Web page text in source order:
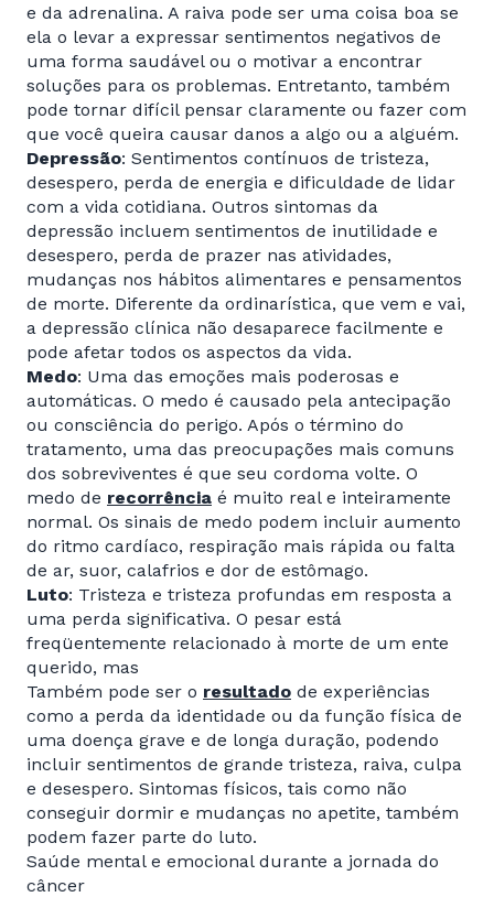
e da adrenalina. A raiva pode ser uma coisa boa se
ela o levar a expressar sentimentos negativos de
uma forma saudável ou o motivar a encontrar
soluções para os problemas. Entretanto, também
pode tornar difícil pensar claramente ou fazer com
que você queira causar danos a algo ou a alguém.
Depressão: Sentimentos contínuos de tristeza,
desespero, perda de energia e dificuldade de lidar
com a vida cotidiana. Outros sintomas da
depressão incluem sentimentos de inutilidade e
desespero, perda de prazer nas atividades,
mudanças nos hábitos alimentares e pensamentos
de morte. Diferente da ordinarística, que vem e vai,
a depressão clínica não desaparece facilmente e
pode afetar todos os aspectos da vida.
Medo: Uma das emoções mais poderosas e
automáticas. O medo é causado pela antecipação
ou consciência do perigo. Após o término do
tratamento, uma das preocupações mais comuns
dos sobreviventes é que seu cordoma volte. O
medo de recorrência é muito real e inteiramente
normal. Os sinais de medo podem incluir aumento
do ritmo cardíaco, respiração mais rápida ou falta
de ar, suor, calafrios e dor de estômago.
Luto: Tristeza e tristeza profundas em resposta a
uma perda significativa. O pesar está
freqüentemente relacionado à morte de um ente
querido, mas
Também pode ser o resultado de experiências
como a perda da identidade ou da função física de
uma doença grave e de longa duração, podendo
incluir sentimentos de grande tristeza, raiva, culpa
e desespero. Sintomas físicos, tais como não
conseguir dormir e mudanças no apetite, também
podem fazer parte do luto.
Saúde mental e emocional durante a jornada do
câncer